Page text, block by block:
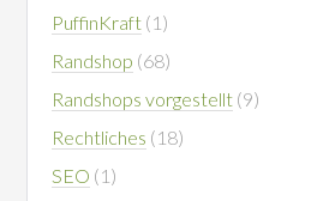
PuffinKraft (1)
Randshop (68)
Randshops vorgestellt (9)
Rechtliches (18)
SEO (1)